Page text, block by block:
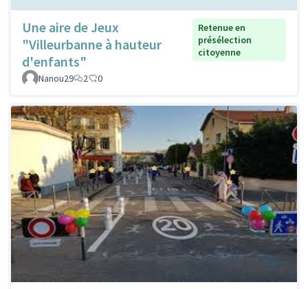
Une aire de Jeux
"Villeurbanne à hauteur
d'enfants"
Retenue en
présélection
citoyenne
Nanou29 2 0